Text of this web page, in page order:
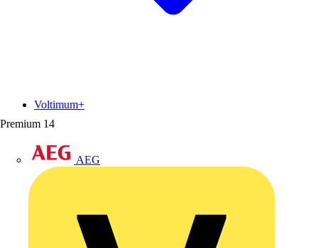
Premium 14
AEG
Voltimum+